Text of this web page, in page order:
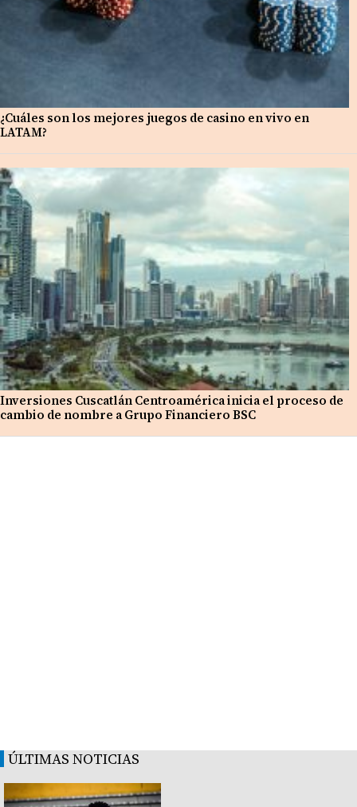
¿Cuáles son los mejores juegos de casino en vivo en
LATAM?
Inversiones Cuscatlán Centroamérica inicia el proceso de
cambio de nombre a Grupo Financiero BSC
ÚLTIMAS NOTICIAS